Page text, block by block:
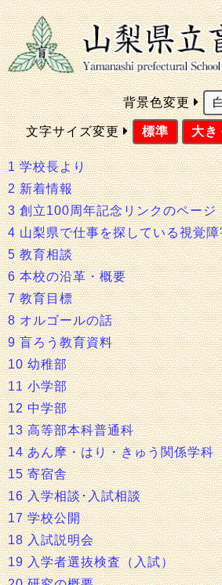
背景色変更
文字サイズ変更 標準 大き
1 学校長より
2 新着情報
3 創立100周年記念リンクのページ
4 山梨県で仕事を探している視覚
5 教育相談
6 本校の沿革・概要
7 教育目標
8 オルゴールの話
9 盲ろう教育資料
10 幼稚部
11 小学部
12 中学部
13 高等部本科普通科
14 あん摩・はり・きゅう関係学科
15 寄宿舎
16 入学相談･入試相談
17 学校公開
18 入試説明会
19 入学者選抜検査（入試）